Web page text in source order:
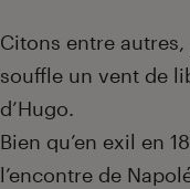
Citons entre autres,
souffle un vent de
d’Hugo.
Bien qu’en exil en
l’encontre de